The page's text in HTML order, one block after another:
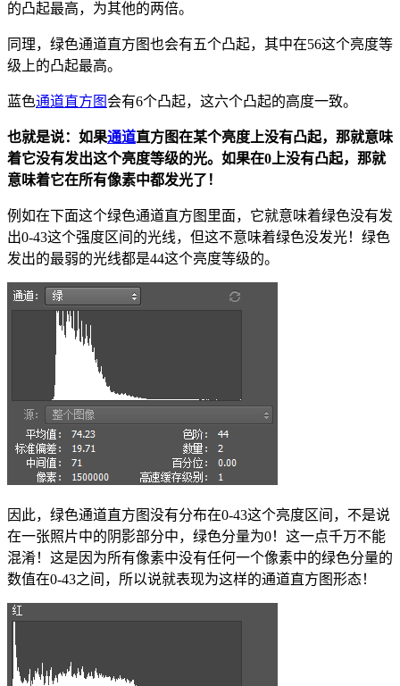
的凸起最高，为其他的两倍。
同理，绿色通道直方图也会有五个凸起，其中在56这个亮度等
级上的凸起最高。
蓝色通道直方图 会有6个凸起，这六个凸起的高度一致。
也就是说：如果通道直方图在某个亮度上没有凸起，那就意味
着它没有发出这个亮度等级的光。如果在0上没有凸起，那就
意味着它在所有像素中都发光了！
例如在下面这个绿色通道直方图里面，它就意味着绿色没有发
出0-43这个强度区间的光线，但这不意味着绿色没发光！绿色
发出的最弱的光线都是44这个亮度等级的。
因此，绿色通道直方图没有分布在0-43这个亮度区间，不是说
在一张照片中的阴影部分中，绿色分量为0！这一点千万不能
混淆！这是因为所有像素中没有任何一个像素中的绿色分量的
数值在0-43之间，所以说就表现为这样的通道直方图形态！